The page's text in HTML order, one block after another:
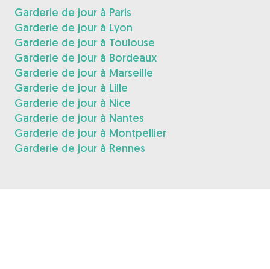
Garderie de jour à Paris
Garderie de jour à Lyon
Garderie de jour à Toulouse
Garderie de jour à Bordeaux
Garderie de jour à Marseille
Garderie de jour à Lille
Garderie de jour à Nice
Garderie de jour à Nantes
Garderie de jour à Montpellier
Garderie de jour à Rennes